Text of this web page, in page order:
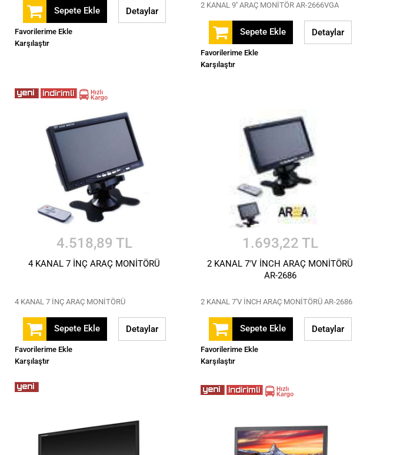
Sepete Ekle Detaylar
Favorilerime Ekle
Karşılaştır
2 KANAL 9'' ARAÇ MONİTÖR AR-2666VGA
Sepete Ekle Detaylar
Favorilerime Ekle
Karşılaştır
4.518,89 TL
4 KANAL 7 İNÇ ARAÇ MONİTÖRÜ
4 KANAL 7 İNÇ ARAÇ MONİTÖRÜ
Sepete Ekle Detaylar
Favorilerime Ekle
Karşılaştır
1.693,22 TL
2 KANAL 7'V İNCH ARAÇ MONİTÖRÜ
AR-2686
2 KANAL 7'V İNCH ARAÇ MONİTÖRÜ AR-2686
Sepete Ekle Detaylar
Favorilerime Ekle
Karşılaştır